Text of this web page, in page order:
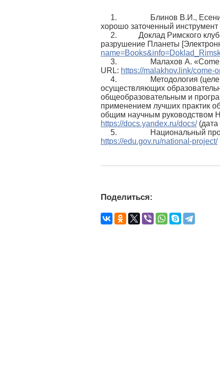
1. Блинов В.И., Есенина
хорошо заточенный
2. Доклад Римского клуба
разрушение Планеты
3. Малахов А. «Come On!»
URL: https://malakhov.link/come-
4. Методология (целевая
осуществляющих
общеобразовательным и
применением лучших практик
общим научным руководством
https://docs.yandex.ru/docs/(дата
5. Национальный проект
https://edu.gov.ru/national-project/
Поделиться: